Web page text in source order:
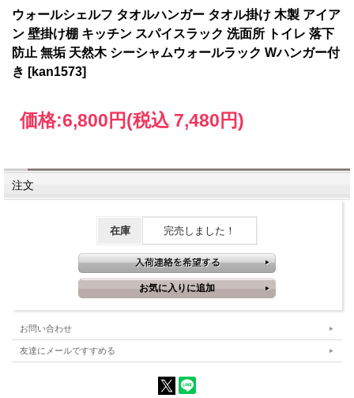
ウォールシェルフ タオルハンガー タオル掛け 木製 アイア
ン 壁掛け棚 キッチン スパイスラック 洗面所 トイレ 落下
防止 無垢 天然木 シーシャムウォールラック Wハンガー付
き [kan1573]
価格:6,800円(税込 7,480円)
注文
在庫 完売しました！
お問い合わせ
友達にメールですすめる